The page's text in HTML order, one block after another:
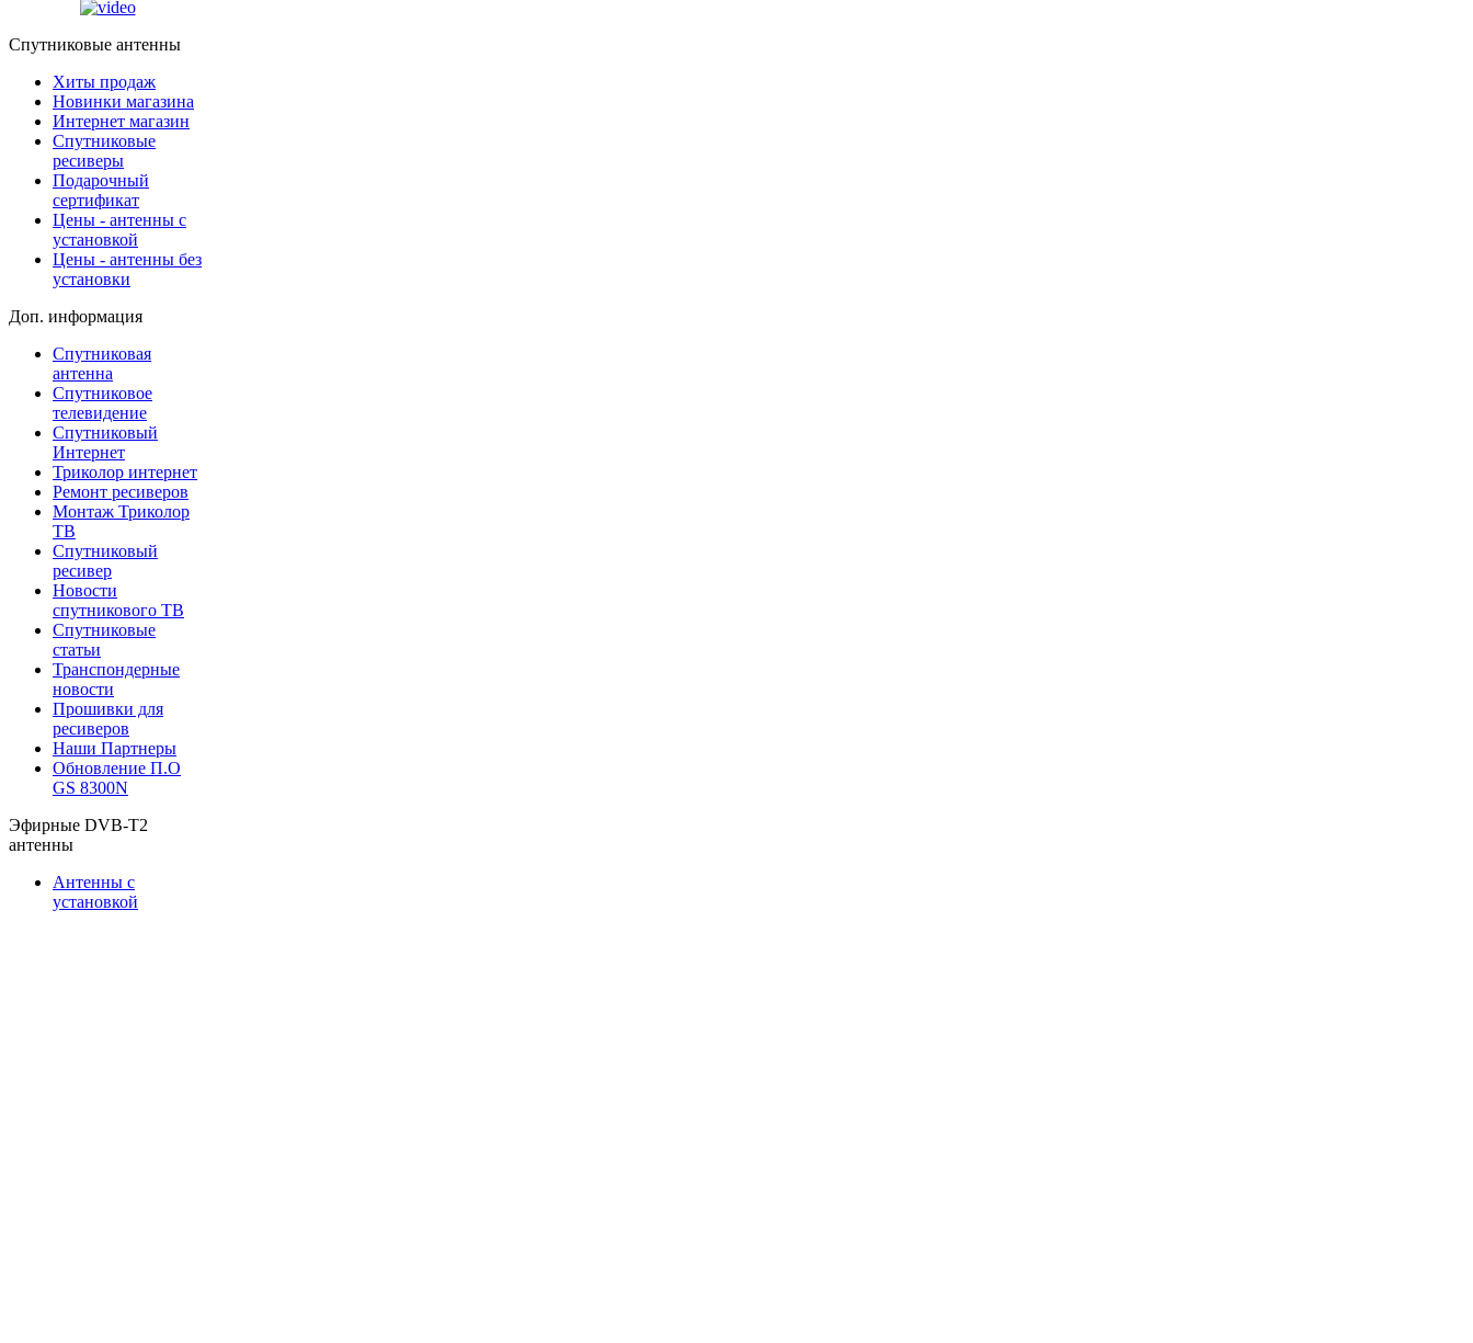
Спутниковые антенны
Хиты продаж
Новинки магазина
Интернет магазин
Спутниковые
ресиверы
Подарочный
сертификат
Цены - антенны с
установкой
Цены - антенны без
установки
Доп. информация
Спутниковая
антенна
Спутниковое
телевидение
Спутниковый
Интернет
Триколор интернет
Ремонт ресиверов
Монтаж Триколор
ТВ
Спутниковый
ресивер
Новости
спутникового ТВ
Спутниковые
статьи
Транспондерные
новости
Прошивки для
ресиверов
Наши Партнеры
Обновление П.О
GS 8300N
Эфирные DVB-T2
антенны
Антенны с
установкой